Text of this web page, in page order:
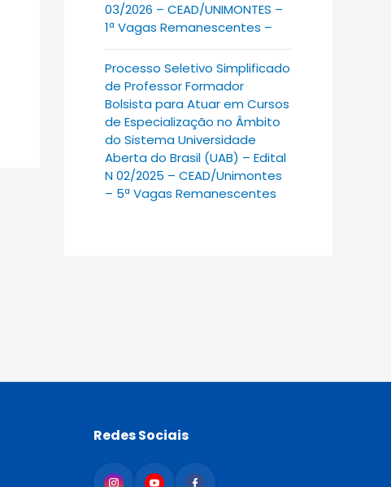
03/2026 – CEAD/UNIMONTES –
1ª Vagas Remanescentes –
Processo Seletivo Simplificado
de Professor Formador
Bolsista para Atuar em Cursos
de Especialização no Âmbito
do Sistema Universidade
Aberta do Brasil (UAB) – Edital
N 02/2025 – CEAD/Unimontes
– 5ª Vagas Remanescentes
Redes Sociais